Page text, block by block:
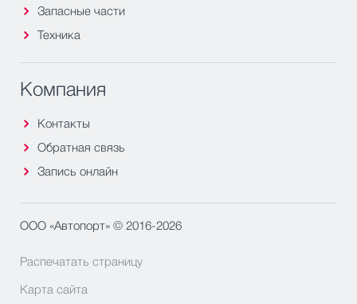
Запасные части
Техника
Компания
Контакты
Обратная связь
Запись онлайн
ООО «Автопорт» © 2016-2026
Распечатать страницу
Карта сайта